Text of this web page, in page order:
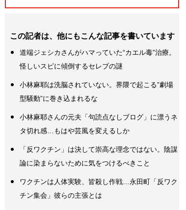
この記者は、他にもこんな記事を書いています
道端ジェシカさんがハマっていた“カエル毒”治療。
怪しいスピに傾倒するセレブの謎
小林麻耶は洗脳されていない。界隈で起こる”劇場
型騒動”に巻き込まれるな
小林麻耶さんの元夫「句読点なしブログ」に漂うネ
タ切れ感…もはや芸風を変えるしか
「反ワクチン」は決して崇高な理念ではない。陰謀
論に染まらないために気をつけるべきこと
ワクチンは人体実験、皆殺し作戦…永田町「反ワク
チン集会」彼らの主張とは